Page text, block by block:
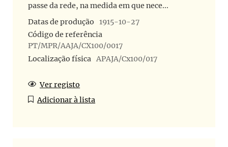
passe da rede, na medida em que nece...
Datas de produção
1915-10-27
Código de referência
PT/MPR/AAJA/CX100/0017
Localização física APAJA/Cx100/017
Ver registo
Adicionar à lista